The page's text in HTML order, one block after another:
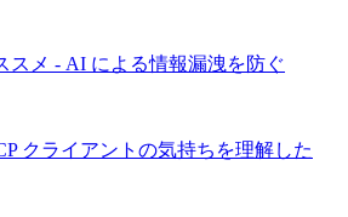
スメ - AI による情報漏洩を防ぐ
クライアントの気持ちを理解した